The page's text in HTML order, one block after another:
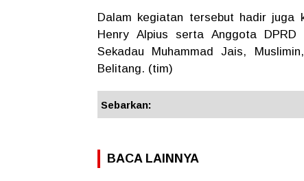
Dalam kegiatan tersebut hadir juga
Henry Alpius serta Anggota
Sekadau Muhammad Jais,
Belitang. (tim)
Sebarkan:
BACA LAINNYA